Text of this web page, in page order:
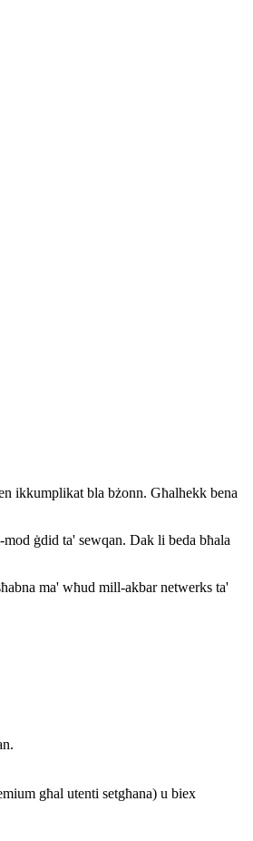
ikkumplikat bla bżonn. Għalhekk bena
ġdid ta' sewqan. Dak li beda bħala
ma' wħud mill-akbar netwerks ta'
għal utenti setgħana) u biex